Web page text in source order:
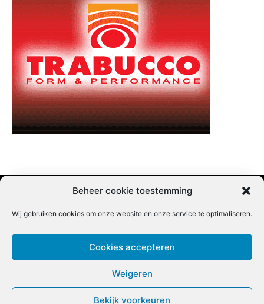
Beheer cookie toestemming
Wij gebruiken cookies om onze website en onze service te optimaliseren.
Cookies accepteren
Weigeren
Bekijk voorkeuren
Nieuwsbrief inschrijven | Partner content